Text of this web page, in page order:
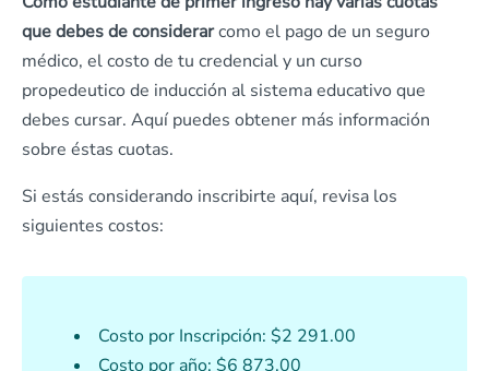
que debes de considerarcomo el pago de un seguro
médico, el costo de tu credencial y un curso
propedeutico de inducción al sistema educativo que
debes cursar. Aquí puedes obtener más información
sobre éstas cuotas.
Si estás considerando inscribirte aquí, revisa los
siguientes costos:
Costo por Inscripción: $2 291.00
Costo por año: $6 873.00